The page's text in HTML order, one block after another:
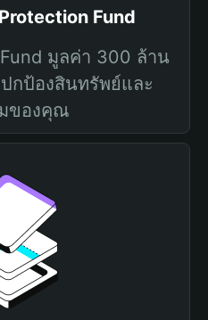
Fund
มูลค่า 300 ล้าน
กป้องสินทรัพย์และ
ของคุณ